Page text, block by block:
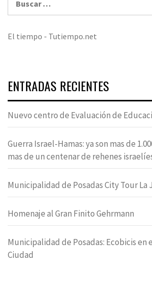
El tiempo - Tutiempo.net
ENTRADAS RECIENTES
Nuevo centro de Evaluación de
Guerra Israel-Hamas: ya son mas de
mas de un centenar de rehenes
Municipalidad de Posadas City Tour La
Homenaje al Gran Finito Gehrmann
Municipalidad de Posadas: Ecobicis en
Ciudad